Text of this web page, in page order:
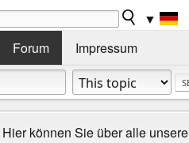
▼
Forum Impressum
können Sie über alle unsere